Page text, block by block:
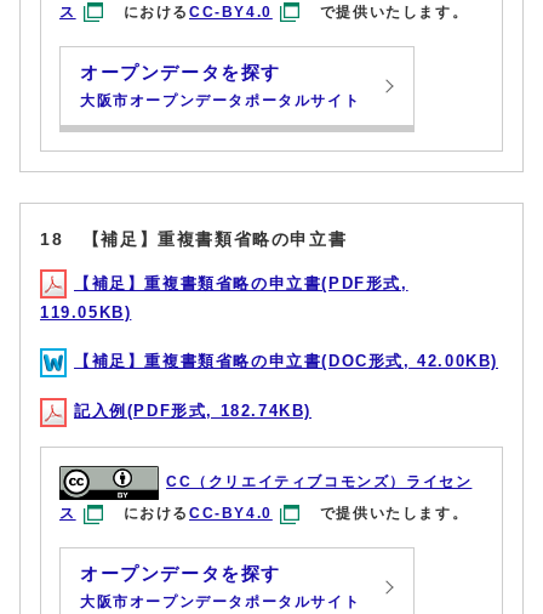
ス におけるCC-BY4.0 で提供いたします。
オープンデータを探す
大阪市オープンデータポータルサイト
18 【補足】重複書類省略の申立書
【補足】重複書類省略の申立書(PDF形式,
119.05KB)
【補足】重複書類省略の申立書(DOC形式, 42.00KB)
記入例(PDF形式, 182.74KB)
CC（クリエイティブコモンズ）ライセン
ス
におけるCC-BY4.0 で提供いたします。
オープンデータを探す
大阪市オープンデータポータルサイト